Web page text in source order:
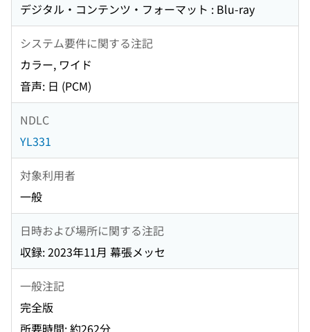
デジタル・コンテンツ・フォーマット : Blu-ray
システム要件に関する注記
カラー, ワイド
音声: 日 (PCM)
NDLC
YL331
対象利用者
一般
日時および場所に関する注記
収録: 2023年11月 幕張メッセ
一般注記
完全版
所要時間: 約262分